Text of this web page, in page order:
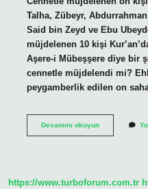
Talha, Zübeyr,
Said bin Zeyd ve Ebu
müjdelenen 10 kişi
Aşere-i Mübeşşere diye bir
cennetle müjdelendi mi?
peygamberlik edilen on
Devamını okuyunCennetle
https://www.turboforum.com.tr